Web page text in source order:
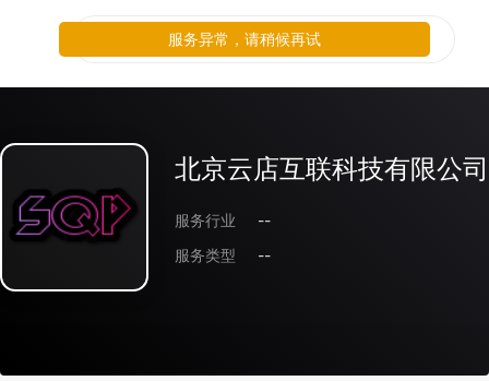
北京云店互联科技有限公司
服务行业
--
服务类型
--
服务异常，请稍候再试